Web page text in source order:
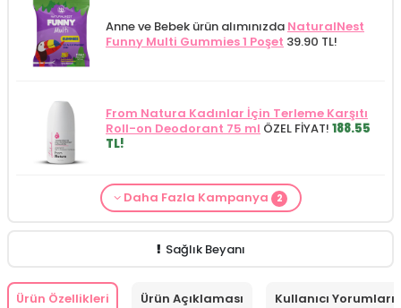
Anne ve Bebek ürün alımınızda NaturalNest
Funny Multi Gummies 1 Poşet 39.90 TL!
From Natura Kadınlar İçin Terleme Karşıtı
Roll-on Deodorant 75 ml ÖZEL FİYAT! 188.55
TL!
Alls Biocosmetics Organik Anti Stretch Mark
Anne ve Bebek bakımı siparişlerinizde
Daha Fazla Kampanya 2
Sağlık Beyanı
Ürün Özellikleri Ürün Açıklaması Kullanıcı Yorumları